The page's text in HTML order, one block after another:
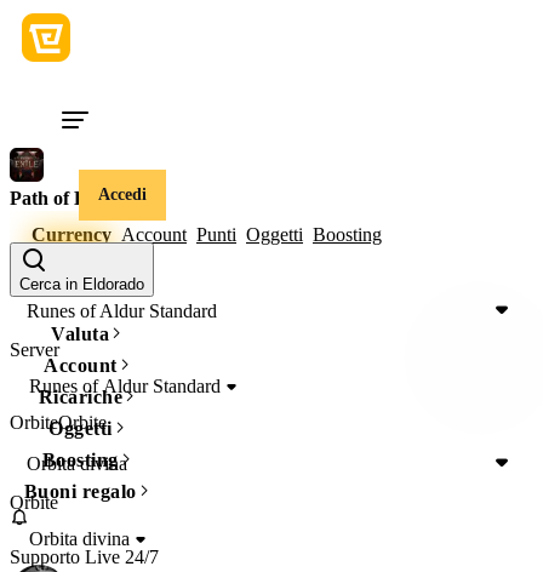
Accedi
Cerca in Eldorado
Valuta
Account
Ricariche
Oggetti
Boosting
Buoni regalo
Supporto Live 24/7
Path of Exile 2
Currency Account Punti Oggetti Boosting
Server
Runes of Aldur Standard
Server
Runes of Aldur Standard
OrbiteOrbite
Orbita divina
Orbite
Orbita divina